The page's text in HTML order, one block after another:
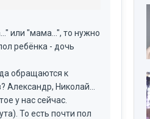
или "мама...", то нужно
ребёнка - дочь
обращаются к
Николай...
у нас сейчас.
То есть почти пол